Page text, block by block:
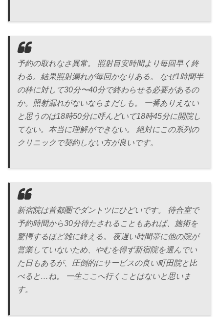
予約の取れなさ異常。 照射目安時間より毎回早く終
わる。結果照射漏れが毎回かなりある。 なぜ1時間半
の枠に対して30分〜40分で終わらせる必要があるの
か。照射漏れがないならまだしも。 一番ありえない
と思うのは18時50分に呼んどいて18時45分に開院し
てない。本当に理解ができない。 絶対にこの系列の
クリニックで契約しない方が良いです。
新宿院は首都圏でダントツにひどいです。 待合室で
予約時間から30分待たされることもあれば、施術を
驚愕するほど雑に終える。 夜遅い時間帯に他の院が
営業していないため、やむを得ず新宿院を選んでい
た日もあるが、圧倒的にサービスの良い町田院と比
べると…ね。 一生ここへ行くことはないと思いま
す。